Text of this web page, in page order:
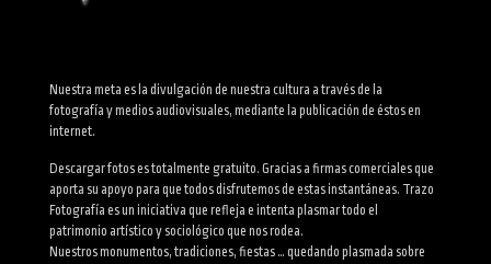
Nuestra meta es la divulgación de nuestra cultura a través de la
fotografía y medios audiovisuales, mediante la publicación de éstos en
internet.
Descargar fotos es totalmente gratuito. Gracias a firmas comerciales que
aporta su apoyo para que todos disfrutemos de estas instantáneas. Trazo
Fotografía es un iniciativa que refleja e intenta plasmar todo el
patrimonio artístico y sociológico que nos rodea.
Nuestros monumentos, tradiciones, fiestas … quedando plasmada sobre